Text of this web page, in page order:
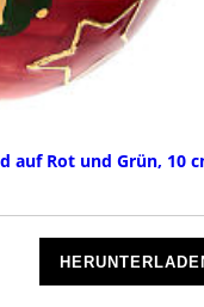
auf Rot und Grün, 10